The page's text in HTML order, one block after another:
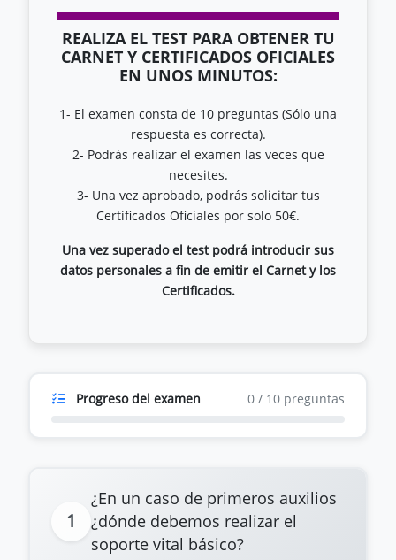
REALIZA EL TEST PARA OBTENER TU
CARNET Y CERTIFICADOS OFICIALES
EN UNOS MINUTOS:
1- El examen consta de 10 preguntas (Sólo una
respuesta es correcta).
2- Podrás realizar el examen las veces que
necesites.
3- Una vez aprobado, podrás solicitar tus
Una vez superado el test podrá introducir sus
datos personales a fin de emitir el Carnet y los
Certificados.
Progreso del examen 0 / 10 preguntas
1
¿En un caso de primeros auxilios
¿dónde debemos realizar el
soporte vital básico?